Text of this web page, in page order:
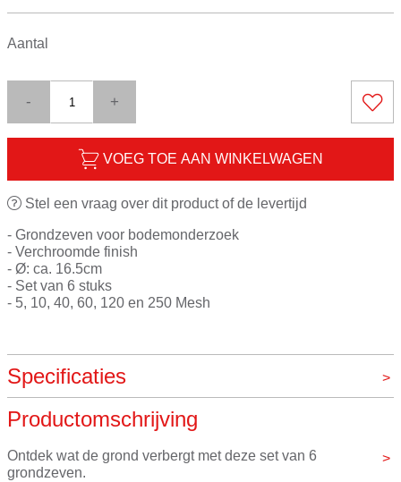
Aantal
- +
VOEG TOE AAN WINKELWAGEN
Stel een vraag over dit product of de levertijd
- Grondzeven voor bodemonderzoek
- Verchroomde finish
- Ø: ca. 16.5cm
- Set van 6 stuks
- 5, 10, 40, 60, 120 en 250 Mesh
Specificaties
Merk
Productomschrijving
Ontdek wat de grond verbergt met deze set van 6
grondzeven.